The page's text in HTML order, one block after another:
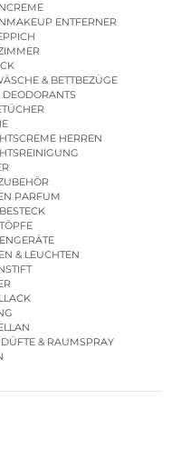
ENTFERNER
& BETTBEZÜGE
DEODORANTS
HERREN
PARFUM
& LEUCHTEN
& RAUMSPRAY